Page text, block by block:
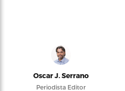
Oscar J. Serrano
Periodista Editor